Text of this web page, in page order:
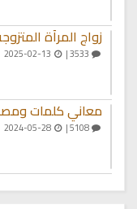
زواج المرأة
معاني كلمات
5108 |
2024-05-28